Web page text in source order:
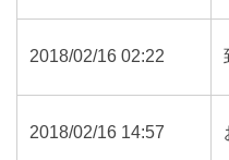
2018/02/16 02:22
2018/02/16 14:57